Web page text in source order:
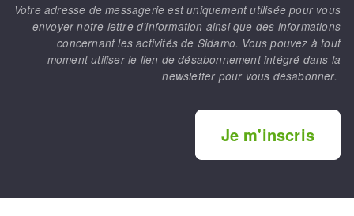
Votre adresse de messagerie est uniquement utilisée pour vous
envoyer notre lettre d’information ainsi que des informations
concernant les activités de Sidamo. Vous pouvez à tout
moment utiliser le lien de désabonnement intégré dans la
newsletter pour vous désabonner.
Je m'inscris